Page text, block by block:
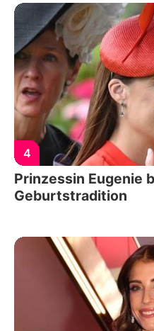
4
Prinzessin Eugenie
Geburtstradition